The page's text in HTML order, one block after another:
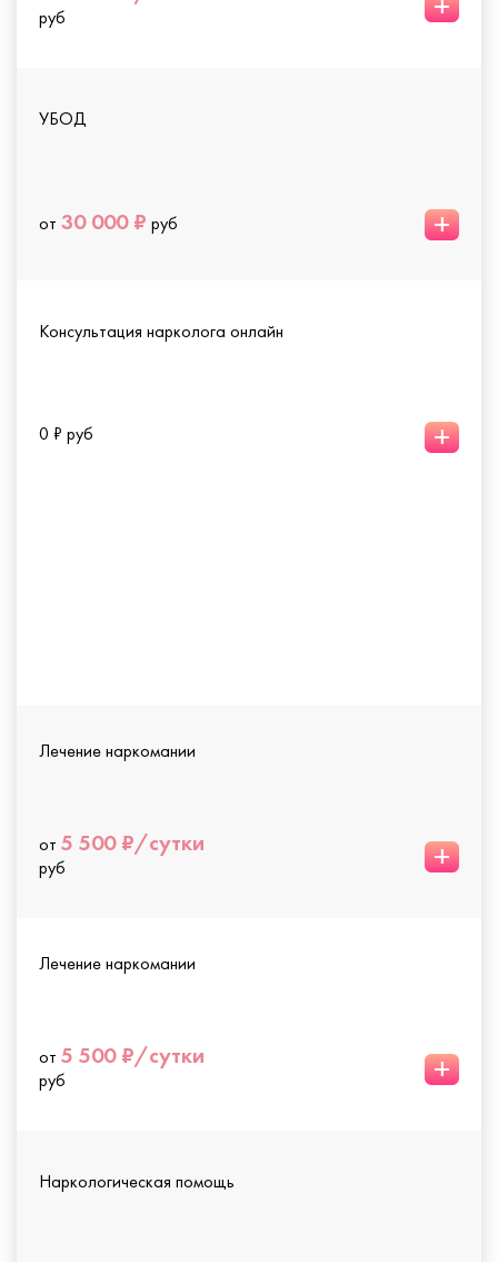
руб
УБОД
от 30 000 ₽ руб +
Консультация нарколога онлайн
0 ₽ руб +
Лечение наркомании
от 5 500 ₽/сутки
руб +
Лечение наркомании
от 5 500 ₽/сутки
руб +
Наркологическая помощь